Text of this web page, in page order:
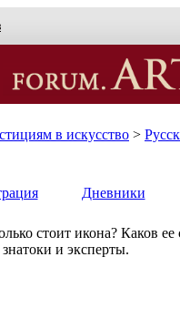
в искусство >
Дневники
стоит икона? Каков
и эксперты.